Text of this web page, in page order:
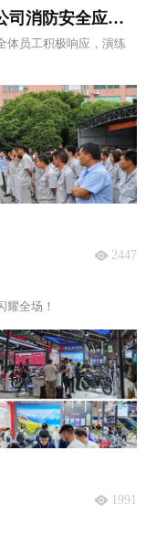
安全无小事，防患于未“燃”！三雅公司消防安全应急演练
体员工积极响应，演练
2447
全场！
1991